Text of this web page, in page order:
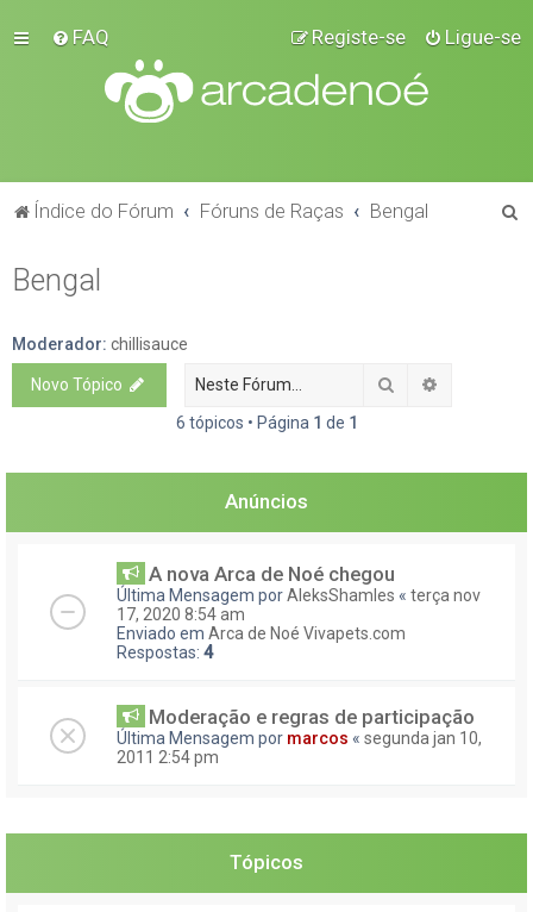
FAQ Ligue-se
Registe-se
Índice do Fórum Fóruns de Raças Bengal
r
Bengal
Moderador: chillisauce
Novo Tópico Pesquisar
6 tópicos • Página 1 de 1
Anúncios
A nova Arca de Noé chegou
Última Mensagem porAleksShamles « terça nov
17, 2020 8:54 am
Enviado em Arca de Noé Vivapets.com
Respostas: 4
Moderação e regras de participação
Última Mensagem por marcos « segunda jan 10,
2011 2:54 pm
Tópicos